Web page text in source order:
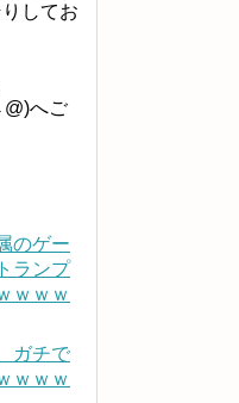
してお
へご
のゲー
ランプ
ｗｗｗ
ガチで
ｗｗｗ